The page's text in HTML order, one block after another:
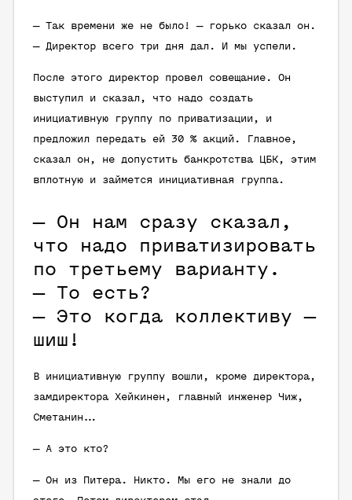
— Так времени же не было! — горько сказал он.
— Директор всего три дня дал. И мы успели.
После этого директор провел совещание. Он
выступил и сказал, что надо создать
инициативную группу по приватизации, и
предложил передать ей 30 % акций. Главное,
сказал он, не допустить банкротства ЦБК, этим
вплотную и займется инициативная группа.
— Он нам сразу сказал,
что надо приватизировать
по третьему варианту.
— То есть?
— Это когда коллективу —
шиш!
В инициативную группу вошли, кроме директора,
замдиректора Хейкинен, главный инженер Чиж,
Сметанин…
— А это кто?
— Он из Питера. Никто. Мы его не знали до